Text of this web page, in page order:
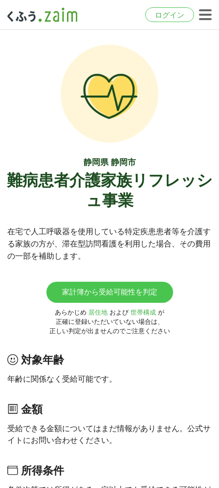
ログイン
静岡県 静岡市
難病患者介護家族リフレッシ
ュ事業
在宅で人工呼吸器を使用している特定疾患患者等を介護す
る家族の方が、滞在型訪問看護を利用した場合、その費用
の一部を補助します。
家計簿から受給可能性を判定
あらかじめ 居住地 および 世帯構成 が
正確に登録いただいていない場合は、
正しい判定が出ませんのでご注意ください
対象年齢
年齢に関係なく受給可能です。
金額
受給できる金額についてはまだ情報がありません。公式サ
イトにお問い合わせください。
所得条件